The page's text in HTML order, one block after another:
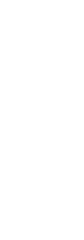
für Plakate,
von Plänen
und
Lösung.
welche
Drucke ist
wie sie in
wenn hohe
im Bauwesen